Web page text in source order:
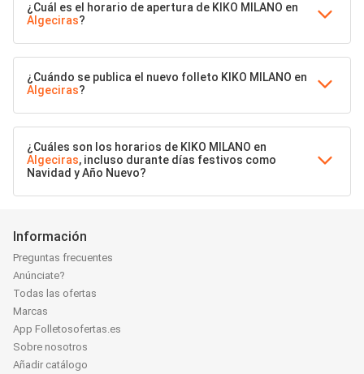
¿Cuál es el horario de apertura de KIKO MILANO en
Algeciras?
¿Cuándo se publica el nuevo folleto KIKO MILANO en
Algeciras?
¿Cuáles son los horarios de KIKO MILANO en
Algeciras, incluso durante días festivos como
Navidad y Año Nuevo?
Información
Preguntas frecuentes
Anúnciate?
Todas las ofertas
Marcas
App Folletosofertas.es
Sobre nosotros
Añadir catálogo